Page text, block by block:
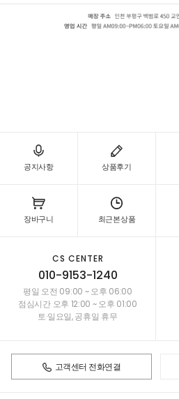
공지사항 상품후기
장바구니 최근본상품
CS CENTER
010-9153-1240
평일 오전 09:00 ~ 오후 06:00
점심시간 오후 12:00 ~ 오후 01:00
토·일요일, 공휴일 휴무
고객센터 전화연결